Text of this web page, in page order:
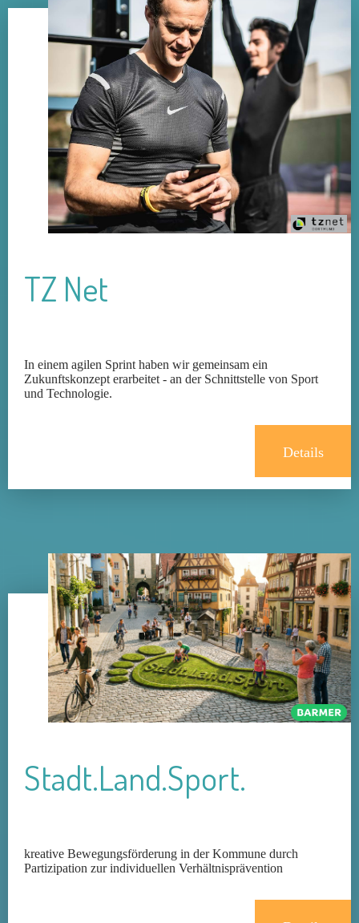
TZ Net
In einem agilen Sprint haben wir gemeinsam ein
Zukunftskonzept erarbeitet - an der Schnittstelle von Sport
und Technologie.
Details
Stadt.Land.Sport.
kreative Bewegungsförderung in der Kommune durch
Partizipation zur individuellen Verhältnisprävention